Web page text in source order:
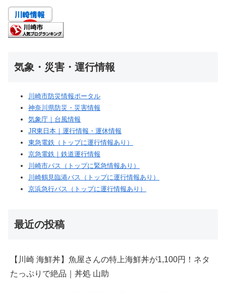
気象・災害・運行情報
川崎市防災情報ポータル
神奈川県防災・災害情報
気象庁｜台風情報
JR東日本｜運行情報・運休情報
東急電鉄（トップに運行情報あり）
京急電鉄｜鉄道運行情報
川崎市バス（トップに緊急情報あり）
川崎鶴見臨港バス（トップに運行情報あり）
京浜急行バス（トップに運行情報あり）
最近の投稿
【川崎 海鮮丼】魚屋さんの特上海鮮丼が1,100円！ネタ
たっぷりで絶品｜丼処 山助